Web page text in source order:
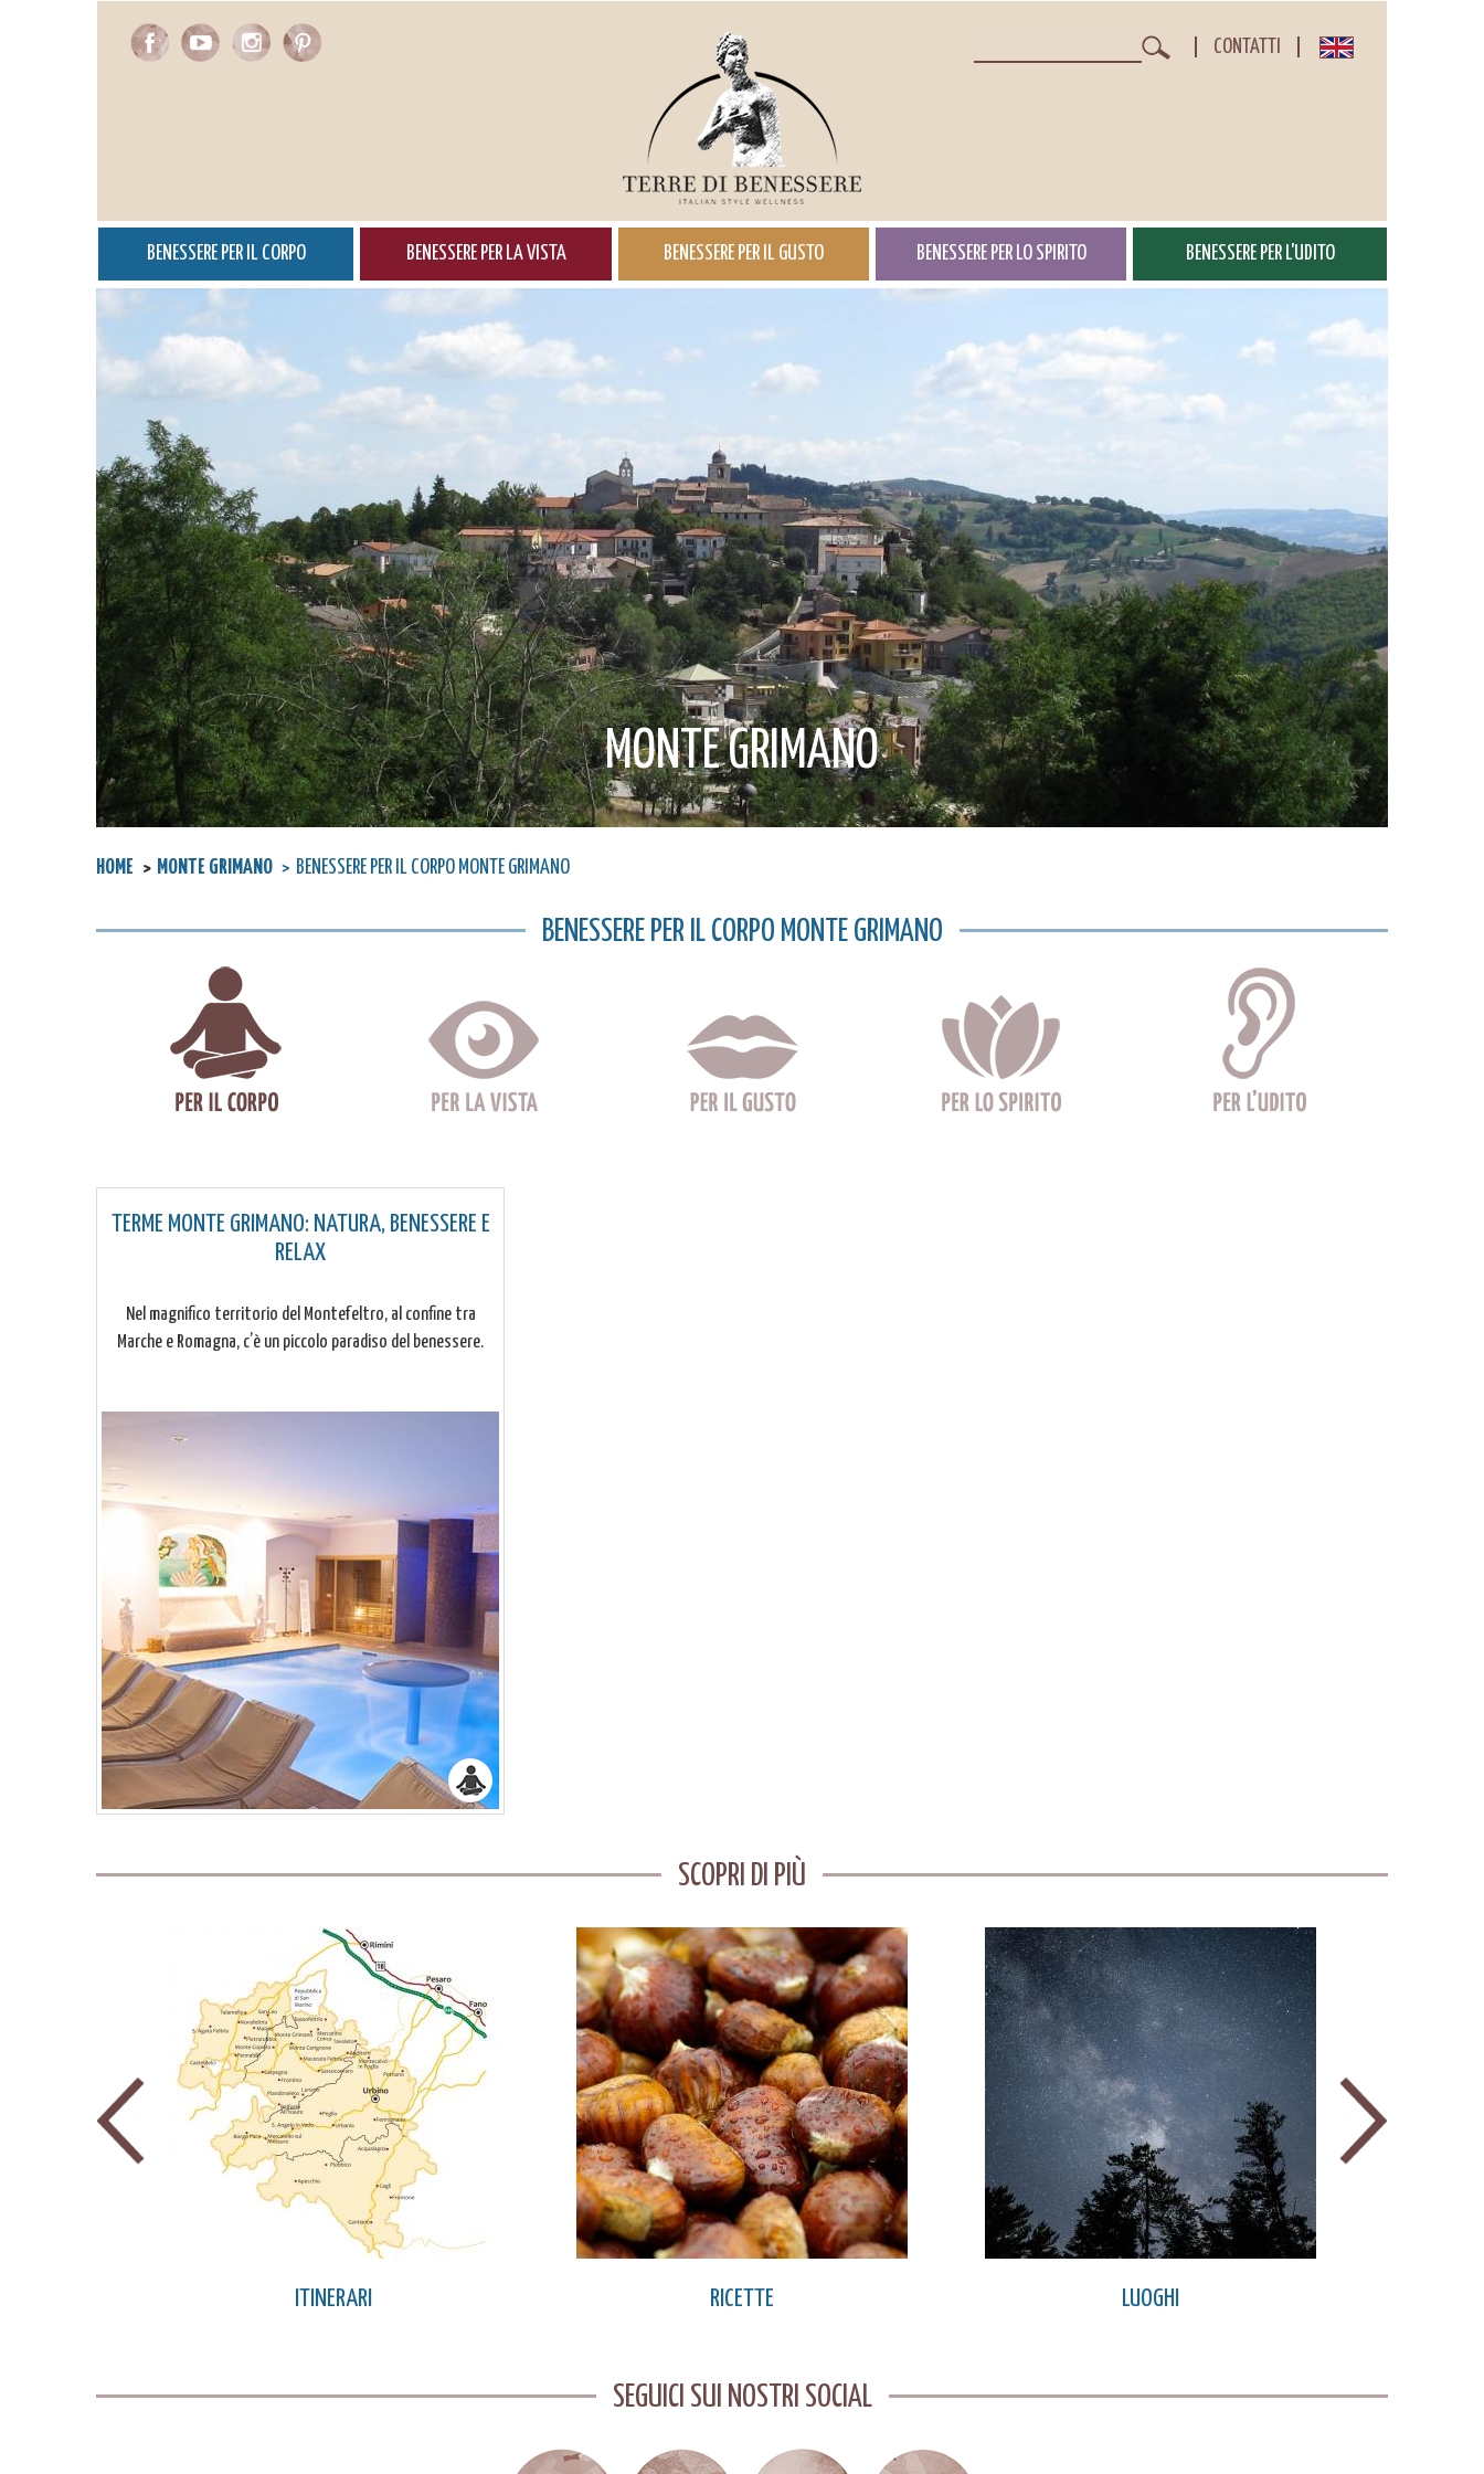
CONTATTI
BENESSERE PER IL CORPO BENESSERE PER LA VISTA BENESSERE PER IL GUSTO BENESSERE PER LO SPIRITO BENESSERE PER L'UDITO
MONTE GRIMANO
HOME MONTE GRIMANO BENESSERE PER IL CORPO MONTE GRIMANO
BENESSERE PER IL CORPO MONTE GRIMANO
TERME MONTE GRIMANO: NATURA, BENESSERE E
RELAX
Nel magnifico territorio del Montefeltro, al confine tra
Marche e Romagna, c’è un piccolo paradiso del benessere.
SCOPRI DI PIÙ
ITINERARI RICETTE LUOGHI
SEGUICI SUI NOSTRI SOCIAL